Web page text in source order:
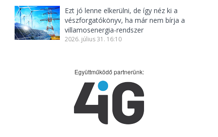
Ezt jó lenne elkerülni, de így néz ki a
vészforgatókönyv, ha már nem bírja a
villamosenergia-rendszer
2026. július 31. 16:10
Együttműködő partnerünk: